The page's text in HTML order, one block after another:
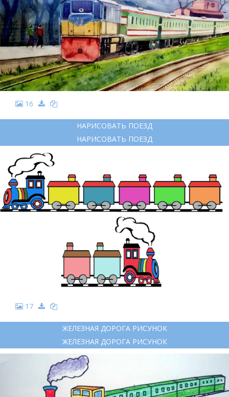
16
НАРИСОВАТЬ ПОЕЗД
НАРИСОВАТЬ ПОЕЗД
17
ЖЕЛЕЗНАЯ ДОРОГА РИСУНОК
ЖЕЛЕЗНАЯ ДОРОГА РИСУНОК